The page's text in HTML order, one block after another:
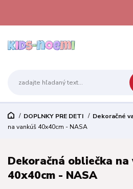
DOPLNKY PRE DETI Dekoračné
na vankúš 40x40cm - NASA
Dekoračná obliečka na
40x40cm - NASA